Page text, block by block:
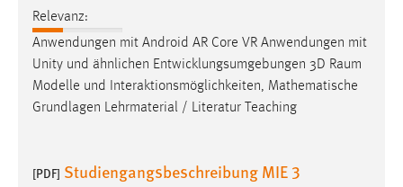
Relevanz:
Anwendungen mit Android AR Core VR Anwendungen mit
Unity und ähnlichen Entwicklungsumgebungen 3D Raum
Modelle und Interaktionsmöglichkeiten, Mathematische
Grundlagen Lehrmaterial / Literatur Teaching
[PDF] Studiengangsbeschreibung MIE 3